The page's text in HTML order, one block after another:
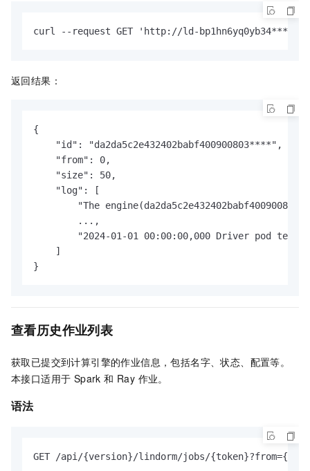
curl --request GET 'http://ld-bp1hn6yq0yb34****-
返回结果：
{
    "id": "da2da5c2e432402babf400900803****",
    "from": 0,
    "size": 50,
    "log": [
"The
        ...,
"2024-01-01 00:00:00,000 Driver pod
    ]
}
查看历史作业列表
获取已提交到计算引擎的作业信息，包括名字、状态、配置等。
本接口适用于 Spark 和 Ray 作业。
语法
GET /api/{version}/lindorm/jobs/